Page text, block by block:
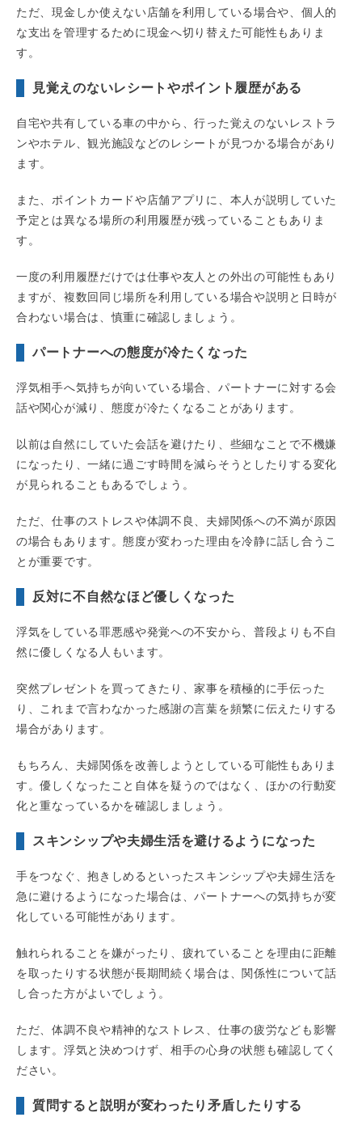
ただ、現金しか使えない店舗を利用している場合や、個人的
な支出を管理するために現金へ切り替えた可能性もありま
す。
見覚えのないレシートやポイント履歴がある
自宅や共有している車の中から、行った覚えのないレストラ
ンやホテル、観光施設などのレシートが見つかる場合があり
ます。
また、ポイントカードや店舗アプリに、本人が説明していた
予定とは異なる場所の利用履歴が残っていることもありま
す。
一度の利用履歴だけでは仕事や友人との外出の可能性もあり
ますが、複数回同じ場所を利用している場合や説明と日時が
合わない場合は、慎重に確認しましょう。
パートナーへの態度が冷たくなった
浮気相手へ気持ちが向いている場合、パートナーに対する会
話や関心が減り、態度が冷たくなることがあります。
以前は自然にしていた会話を避けたり、些細なことで不機嫌
になったり、一緒に過ごす時間を減らそうとしたりする変化
が見られることもあるでしょう。
ただ、仕事のストレスや体調不良、夫婦関係への不満が原因
の場合もあります。態度が変わった理由を冷静に話し合うこ
とが重要です。
反対に不自然なほど優しくなった
浮気をしている罪悪感や発覚への不安から、普段よりも不自
然に優しくなる人もいます。
突然プレゼントを買ってきたり、家事を積極的に手伝った
り、これまで言わなかった感謝の言葉を頻繁に伝えたりする
場合があります。
もちろん、夫婦関係を改善しようとしている可能性もありま
す。優しくなったこと自体を疑うのではなく、ほかの行動変
化と重なっているかを確認しましょう。
スキンシップや夫婦生活を避けるようになった
手をつなぐ、抱きしめるといったスキンシップや夫婦生活を
急に避けるようになった場合は、パートナーへの気持ちが変
化している可能性があります。
触れられることを嫌がったり、疲れていることを理由に距離
を取ったりする状態が長期間続く場合は、関係性について話
し合った方がよいでしょう。
ただ、体調不良や精神的なストレス、仕事の疲労なども影響
します。浮気と決めつけず、相手の心身の状態も確認してく
ださい。
質問すると説明が変わったり矛盾したりする